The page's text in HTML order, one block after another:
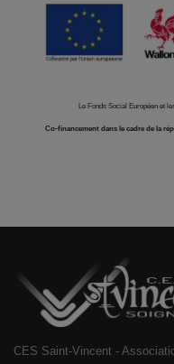
Le Fonds Social Européen et
Co-financement dans le cadre de la
CES Saint-Vincent -